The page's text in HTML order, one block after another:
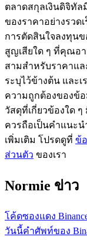
กลยุทธ์การซื้
เรียนรู้วิธีการ
ได้รับ
ตลาดสกุลเงินดิจิทัล
ของราคาอย่างรวด
การตัดสินใจลงทุน
สูญเสียใด ๆ ที่คุณอ
สามสำหรับราคาแ
ระบุไว้ข้างต้น และ
ความถูกต้องของข้
วัสดุที่เกี่ยวข้องใด
ควรถือเป็นคำแนะ
เพิ่มเติม โปรดดูที่ ข้
ส่วนตัว ของเรา
Normie ข่าว
โค้ดซองแดง
วันนี้คำศัพท์ของ